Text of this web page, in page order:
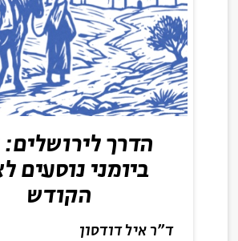
הדרך לירושלים:
ביומני נוסעים
הקודש
ד"ר איל דודסון